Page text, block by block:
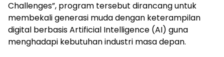
Challenges”, program tersebut dirancang untuk
membekali generasi muda dengan keterampilan
digital berbasis Artificial Intelligence (AI) guna
menghadapi kebutuhan industri masa depan.